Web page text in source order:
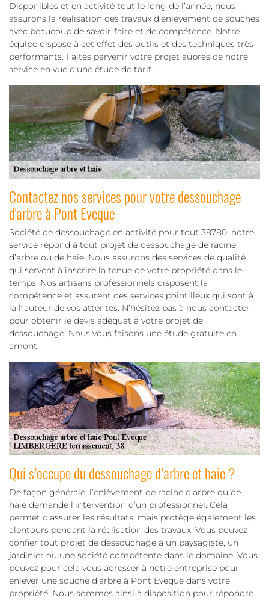
Disponibles et en activité tout le long de l’année, nous
assurons la réalisation des travaux d’enlèvement de souches
avec beaucoup de savoir-faire et de compétence. Notre
équipe dispose à cet effet des outils et des techniques très
performants. Faites parvenir votre projet auprès de notre
service en vue d’une étude de tarif.
Contactez nos services pour votre dessouchage
d'arbre à Pont Eveque
Société de dessouchage en activité pour tout 38780, notre
service répond à tout projet de dessouchage de racine
d’arbre ou de haie. Nous assurons des services de qualité
qui servent à inscrire la tenue de votre propriété dans le
temps. Nos artisans professionnels disposent la
compétence et assurent des services pointilleux qui sont à
la hauteur de vos attentes. N’hésitez pas à nous contacter
pour obtenir le devis adéquat à votre projet de
dessouchage. Nous vous faisons une étude gratuite en
amont.
Qui s’occupe du dessouchage d’arbre et haie ?
De façon générale, l’enlèvement de racine d’arbre ou de
haie demande l’intervention d’un professionnel. Cela
permet d’assurer les résultats, mais protège également les
alentours pendant la réalisation des travaux. Vous pouvez
confier tout projet de dessouchage à un paysagiste, un
jardinier ou une société compétente dans le domaine. Vous
pouvez pour cela vous adresser à notre entreprise pour
enlever une souche d'arbre à Pont Eveque dans votre
propriété. Nous sommes ainsi à disposition pour répondre